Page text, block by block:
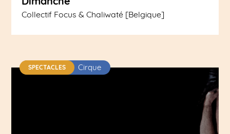
Collectif Focus & Chaliwaté [Belgique]
SPECTACLES Cirque